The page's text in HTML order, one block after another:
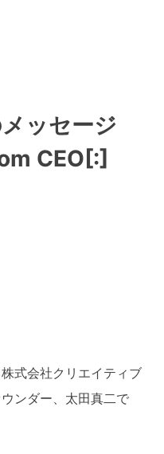
ッセージ
CEO[:]
式会社クリエイティブ
ンダー、太田真二で